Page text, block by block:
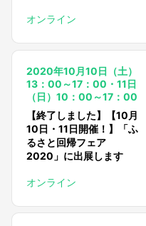
オンライン
2020年10月10日（土）
13：00～17：00・11日
（日）10：00～17：00
【終了しました】【10月
10日・11日開催！】「ふ
るさと回帰フェア
2020」に出展します
オンライン